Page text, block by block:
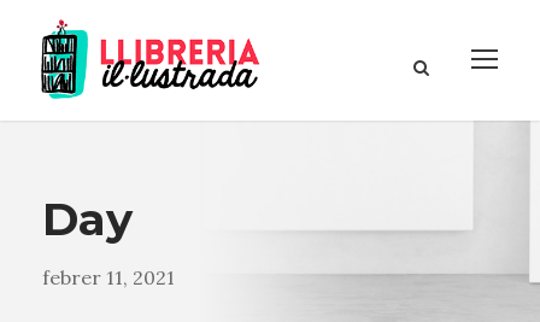
Day
febrer 11, 2021